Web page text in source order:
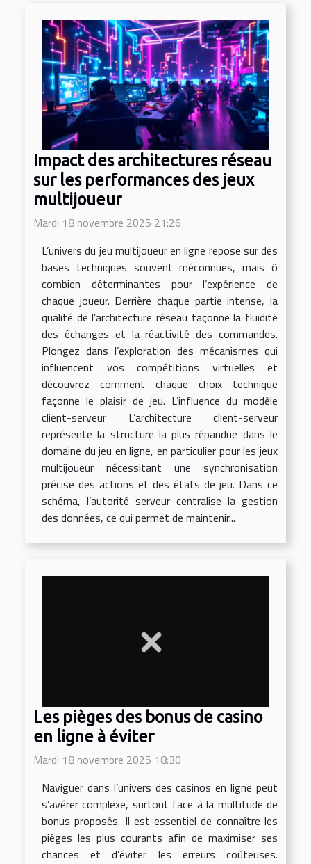
Impact des architectures réseau
sur les performances des jeux
multijoueur
Mardi 18 novembre 2025 21:26
L’univers du jeu multijoueur en ligne repose sur des
bases techniques souvent méconnues, mais ô
combien déterminantes pour l’expérience de
chaque joueur. Derrière chaque partie intense, la
qualité de l’architecture réseau façonne la fluidité
des échanges et la réactivité des commandes.
Plongez dans l’exploration des mécanismes qui
influencent vos compétitions virtuelles et
découvrez comment chaque choix technique
façonne le plaisir de jeu. L’influence du modèle
client-serveur L’architecture client-serveur
représente la structure la plus répandue dans le
domaine du jeu en ligne, en particulier pour les jeux
multijoueur nécessitant une synchronisation
précise des actions et des états de jeu. Dans ce
schéma, l’autorité serveur centralise la gestion
des données, ce qui permet de maintenir...
Les pièges des bonus de casino
en ligne à éviter
Mardi 18 novembre 2025 18:30
Naviguer dans l’univers des casinos en ligne peut
s’avérer complexe, surtout face à la multitude de
bonus proposés. Il est essentiel de connaître les
pièges les plus courants afin de maximiser ses
chances et d’éviter les erreurs coûteuses.